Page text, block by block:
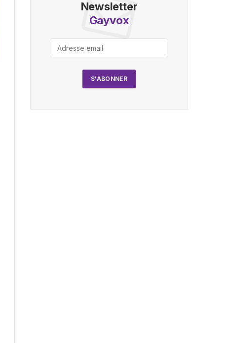
Newsletter
Gayvox